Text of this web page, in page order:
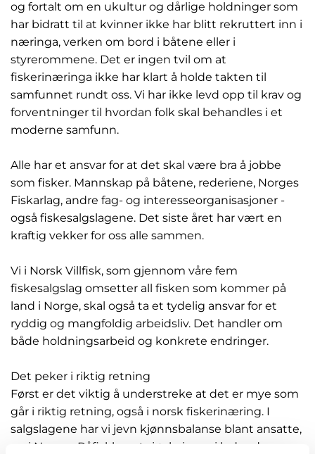
og fortalt om en ukultur og dårlige holdninger som
har bidratt til at kvinner ikke har blitt rekruttert inn i
næringa, verken om bord i båtene eller i
styrerommene. Det er ingen tvil om at
fiskerinæringa ikke har klart å holde takten til
samfunnet rundt oss. Vi har ikke levd opp til krav og
forventninger til hvordan folk skal behandles i et
moderne samfunn.
Alle har et ansvar for at det skal være bra å jobbe
som fisker. Mannskap på båtene, rederiene, Norges
Fiskarlag, andre fag- og interesseorganisasjoner -
også fiskesalgslagene. Det siste året har vært en
kraftig vekker for oss alle sammen.
Vi i Norsk Villfisk, som gjennom våre fem
fiskesalgslag omsetter all fisken som kommer på
land i Norge, skal også ta et tydelig ansvar for et
ryddig og mangfoldig arbeidsliv. Det handler om
både holdningsarbeid og konkrete endringer.
Det peker i riktig retning
Først er det viktig å understreke at det er mye som
går i riktig retning, også i norsk fiskerinæring. I
salgslagene har vi jevn kjønnsbalanse blant ansatte,
og i Norges Råfisklag utgjør kvinner i ledende